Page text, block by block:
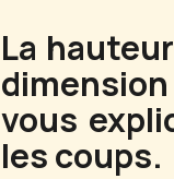
La
vous
les coups.